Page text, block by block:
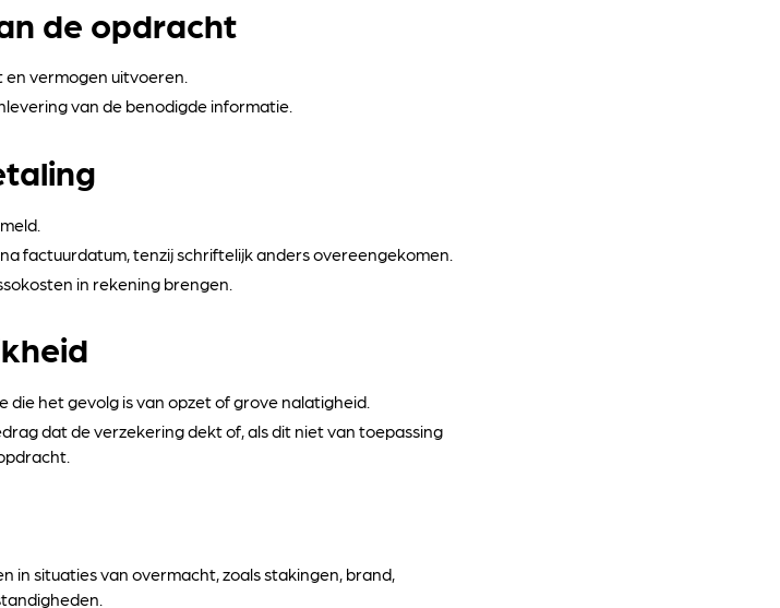
de opdracht
en vermogen uitvoeren.
van de benodigde informatie.
factuurdatum, tenzij schriftelijk anders overeengekomen.
in rekening brengen.
die het gevolg is van opzet of grove nalatigheid.
dat de verzekering dekt of, als dit niet van toepassing
in situaties van overmacht, zoals stakingen, brand,